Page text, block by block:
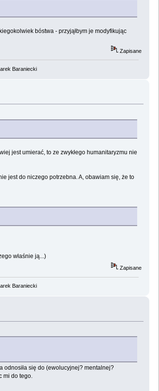
bóstwa - przyjąłbym je modyfikując
Zapisane
Baraniecki
jest umierać, to ze zwykłego humanitaryzmu nie
jest do niczego potrzebna. A, obawiam się, że to
właśnie ją...)
Zapisane
Baraniecki
odnosiła się do (ewolucyjnej? mentalnej?
mi do tego.